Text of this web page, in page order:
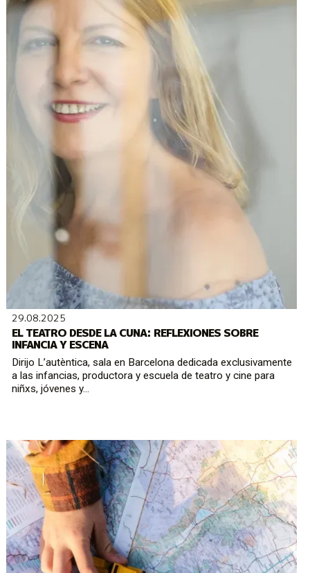
29.08.2025
EL TEATRO DESDE LA CUNA: REFLEXIONES SOBRE
INFANCIA Y ESCENA
Dirijo L’autèntica, sala en Barcelona dedicada exclusivamente
a las infancias, productora y escuela de teatro y cine para
niñxs, jóvenes y...